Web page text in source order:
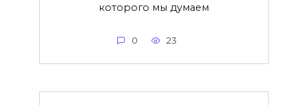
которого мы думаем
0 23